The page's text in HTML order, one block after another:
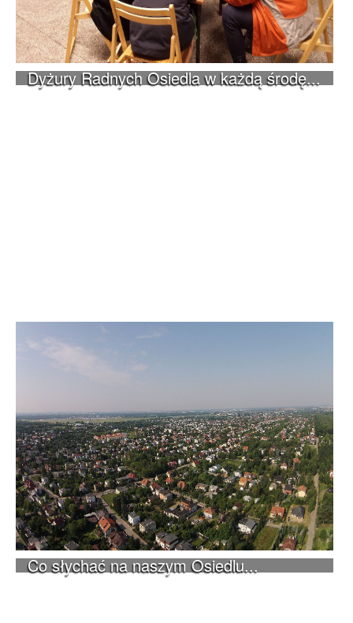
Dyżury Radnych Osiedla w każdą środę...
Co słychać na naszym Osiedlu...